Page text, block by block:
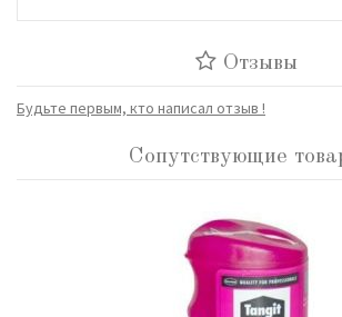
Отзывы
Будьте первым, кто написал отзыв !
Сопутствующие